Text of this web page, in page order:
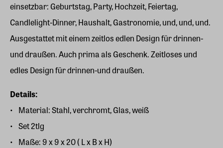
einsetzbar: Geburtstag, Party, Hochzeit, Feiertag,
Candlelight-Dinner, Haushalt, Gastronomie, und, und, und.
Ausgestattet mit einem zeitlos edlen Design für drinnen-
und draußen. Auch prima als Geschenk. Zeitloses und
edles Design für drinnen-und draußen.
Details:
Material: Stahl, verchromt, Glas, weiß
Set 2tlg
Maße: 9 x 9 x 20 ( L x B x H)